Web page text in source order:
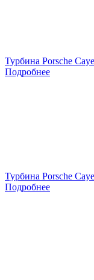
Турбина Porsche
Подробнее
Турбина Porsche
Подробнее